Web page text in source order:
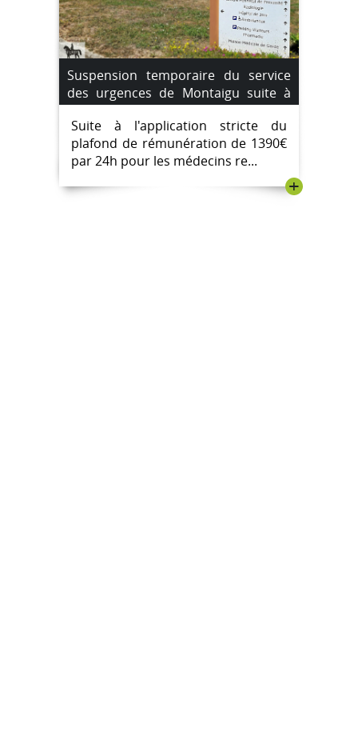
Suspension temporaire du service
des urgences de Montaigu suite à
une pénurie de médecins
remplaçants. du 4 août au 7 août
2023.
Suite à l'application stricte du
plafond de rémunération de 1390€
par 24h pour les médecins re...
+